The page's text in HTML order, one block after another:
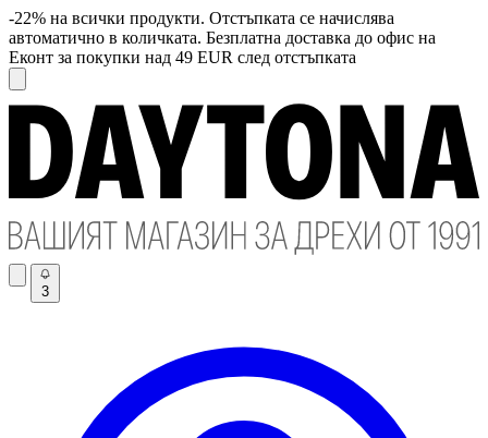
-22% на всички продукти. Отстъпката се начислява
автоматично в количката. Безплатна доставка до офис на
Еконт за покупки над 49 EUR след отстъпката
3